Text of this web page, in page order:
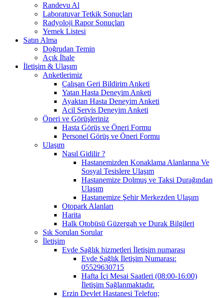
Randevu Al
Laboratuvar Tetkik Sonuçları
Radyoloji Rapor Sonuçları
Yemek Listesi
Satın Alma
Doğrudan Temin
Açık İhale
İletişim & Ulaşım
Anketlerimiz
Çalışan Geri Bildirim Anketi
Yatan Hasta Deneyim Anketi
Ayaktan Hasta Deneyim Anketi
Acil Servis Deneyim Anketi
Öneri ve Görüşleriniz
Hasta Görüş ve Öneri Formu
Personel Görüş ve Öneri Formu
Ulaşım
Nasıl Gidilir ?
Hastanemizden Konaklama Alanlarına Ve
Sosyal Tesislere Ulaşım
Hastanemize Dolmuş ve Taksi Durağından
Ulaşım
Hastanemize Şehir Merkezden Ulaşım
Otopark Alanları
Harita
Halk Otobüsü Güzergah ve Durak Bilgileri
Sık Sorulan Sorular
İletişim
Evde Sağlık hizmetleri İletişim numarası
Evde Sağlık İletişim Numarası:
05529630715
Hafta İçi Mesai Saatleri (08:00-16:00)
İletişim Sağlanmaktadır.
Erzin Devlet Hastanesi Telefon;